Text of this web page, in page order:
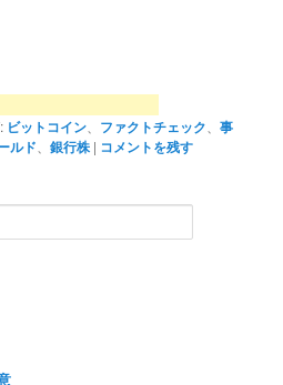
ビットコイン ファクトチェック 、事
ルド 、銀行株 | コメントを残す